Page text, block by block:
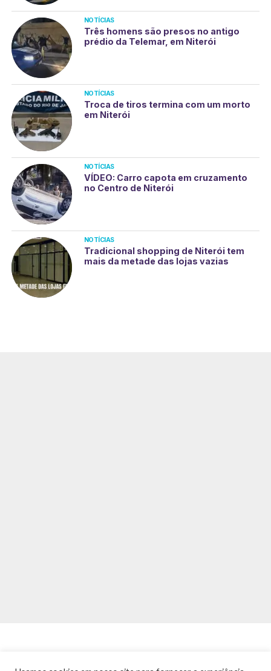
NOTÍCIAS
Três homens são presos no antigo
prédio da Telemar, em Niterói
NOTÍCIAS
Troca de tiros termina com um morto
em Niterói
NOTÍCIAS
VÍDEO: Carro capota em cruzamento
no Centro de Niterói
NOTÍCIAS
Tradicional shopping de Niterói tem
mais da metade das lojas vazias